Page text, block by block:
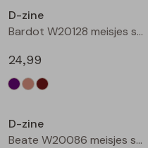
Blouses lange mouw
Sweatshirts
Bermuda's
Lange broek
Jackjes
Jassen
Lange broeken
Lange broeken
Leggings
D-zine
Bardot W20128 meisjes sweatshirt Bruin donker
24,99
D-zine
Beate W20086 meisjes sweatshirt Wijnrood